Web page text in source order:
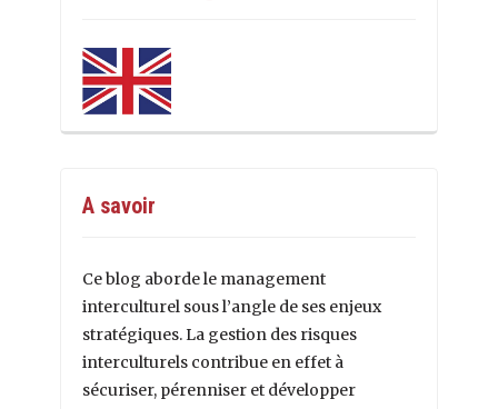
A savoir
Ce blog aborde le management
interculturel sous l’angle de ses enjeux
stratégiques. La gestion des risques
interculturels contribue en effet à
sécuriser, pérenniser et développer